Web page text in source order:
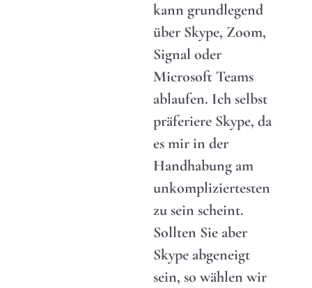
kann grundlegend
über Skype, Zoom,
Signal oder
Microsoft Teams
ablaufen. Ich selbst
präferiere Skype, da
es mir in der
Handhabung am
unkompliziertesten
zu sein scheint.
Sollten Sie aber
Skype abgeneigt
sein, so wählen wir